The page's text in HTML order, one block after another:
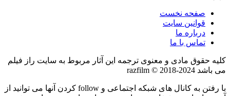
صفحه نخست
قوانین سایت
درباره ما
تماس با ما
کلیه حقوق مادی و معنوی ترجمه این آثار مربوط به سایت راز فیلم
می باشد razfilm © 2018-2024
با رفتن به کانال های شبکه اجتماعی و follow کردن آنها می توانید از